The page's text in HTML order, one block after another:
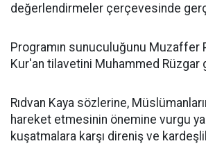
değerlendirmeler çerçevesinde
Programın sunuculuğunu Muzaffer
Kur'an tilavetini Muhammed Rüzgar
Rıdvan Kaya sözlerine,
hareket etmesinin önemine vurgu
kuşatmalara karşı direniş ve